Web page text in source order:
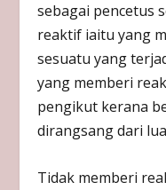
sebagai pencetus
reaktif iaitu yang
sesuatu yang
yang memberi
pengikut kerana
dirangsang dari
Tidak memberi